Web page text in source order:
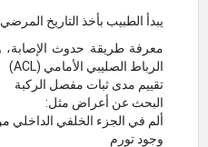
يبدأ الطبيب بأخذ التاريخ
معرفة طريقة حدوث الإصابة،
الرباط الصليبي الأمامي (ACL)
تقييم مدى ثبات مفصل الركبة
البحث عن أعراض مثل:
ألم في الجزء الخلفي الداخلي
وجود تورم